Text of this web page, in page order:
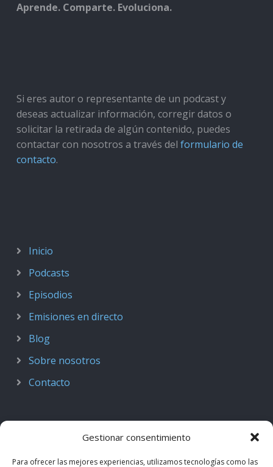
Gestionar consentimiento
Para ofrecer las mejores experiencias, utilizamos tecnologías como las
Aprende. Comparte. Evoluciona.
Si eres autor o representante de un podcast y
deseas actualizar información, corregir datos o
solicitar la retirada de algún contenido, puedes
contactar con nosotros a través del formulario de
contacto.
Inicio
Podcasts
Episodios
Emisiones en directo
Blog
Sobre nosotros
Contacto